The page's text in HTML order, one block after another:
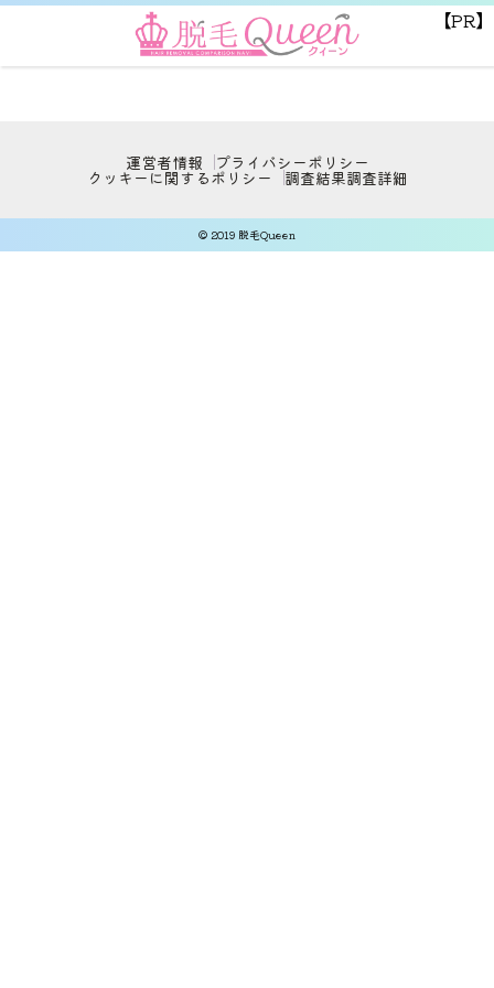
【PR】
運営者情報 プライバシーポリシー
クッキーに関するポリシー 調査結果調査詳細
© 2019 脱毛Queen